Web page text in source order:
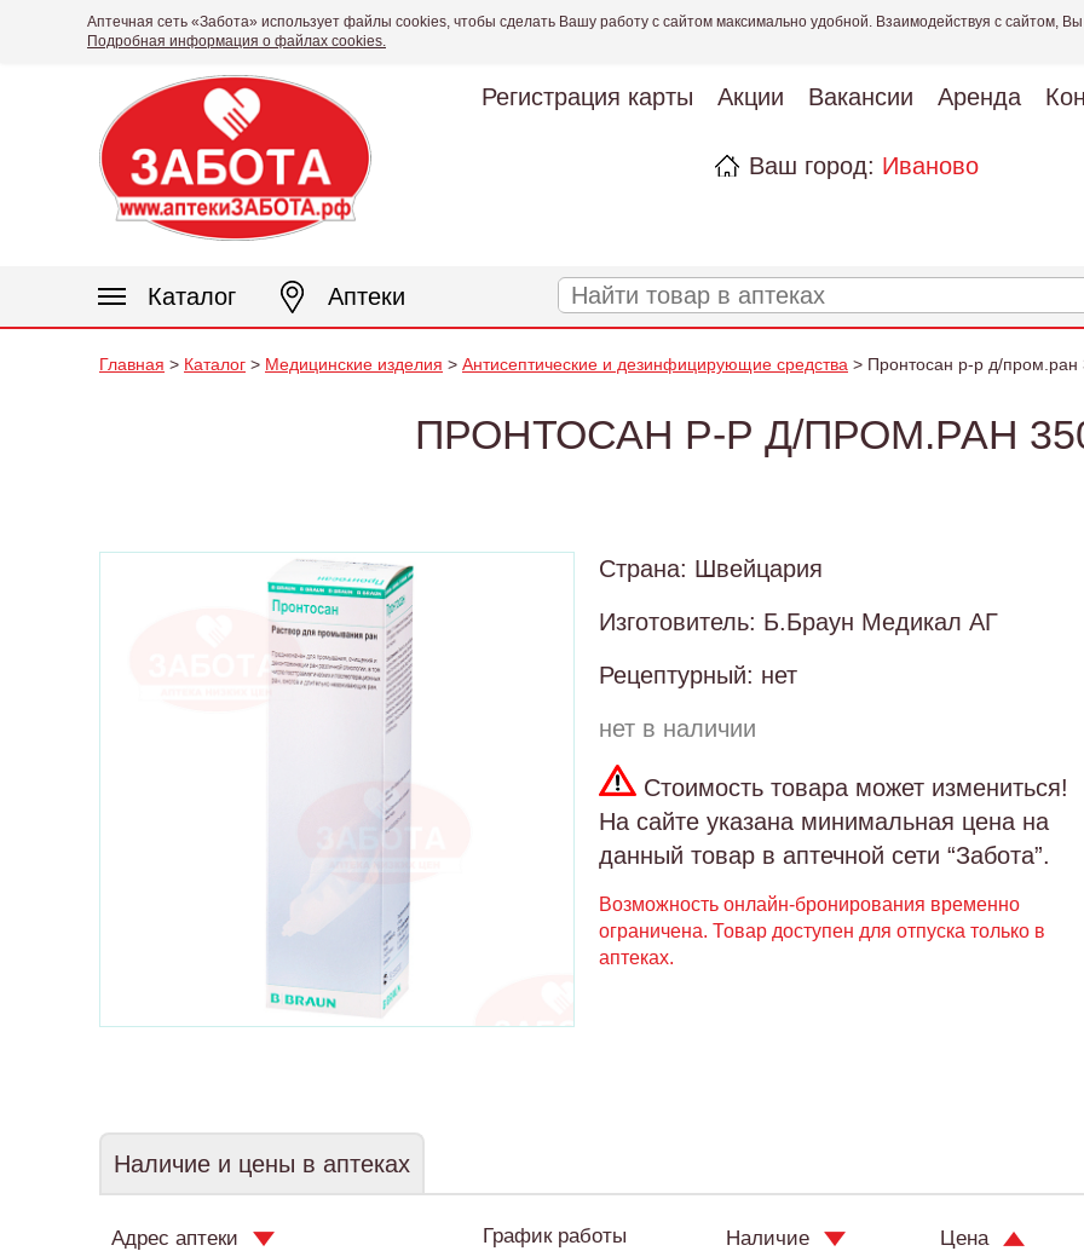
Аптечная сеть «Забота» использует файлы cookies, чтобы сделать Вашу работу с сайтом максимально удобной. Взаимодействуя с сайтом,
Подробная информация о файлах cookies.
Регистрация карты Акции Вакансии Аренда
Ваш город: Иваново
Каталог Аптеки
Главная > Каталог > Медицинские изделия > Антисептические и дезинфицирующие средства > Пронтосан р-р д/пром.ран
ПРОНТОСАН Р-Р Д/ПРОМ.РАН
Страна: Швейцария
Изготовитель: Б.Браун Медикал АГ
Рецептурный: нет
нет в наличии
Стоимость товара может измениться!
На сайте указана минимальная цена на
данный товар в аптечной сети “Забота”.
Возможность онлайн-бронирования временно
ограничена. Товар доступен для отпуска только в
аптеках.
Наличие и цены в аптеках
Адрес аптеки График работы Наличие Цена